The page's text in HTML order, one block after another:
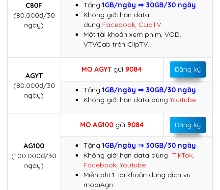
C80F
(80.000đ/30
ngày)
Tặng 1GB/ngày ⇒ 30GB/30 ngày
Không giới hạn data
dùng Facebook, CLipTV
Một tài khoản xem phim, VOD,
VTVCab trên ClipTV.
AGYT
(80.000đ/30
ngày)
MO AGYT gửi 9084 Đăng ký
Tặng 1GB/ngày ⇒ 30GB/30 ngày
Không giới hạn data dùng Youtube
AG100
(100.000đ/30
ngày)
MO AG100 gửi 9084 Đăng ký
Tặng 1GB/ngày ⇒ 30GB/30 ngày
Không giới hạn data dùng TikTok,
Facebook, Youtube
Miễn phí 1 tài khoản dùng dịch vụ
mobiAgri